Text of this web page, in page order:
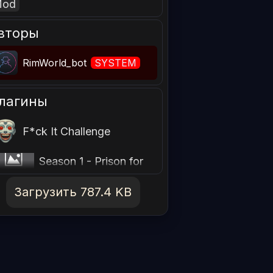
RimWorld_bot SYSTEM
F*ck It Challenge
Season 1 - Prison for
Profit
Загрузить 787.4 KB